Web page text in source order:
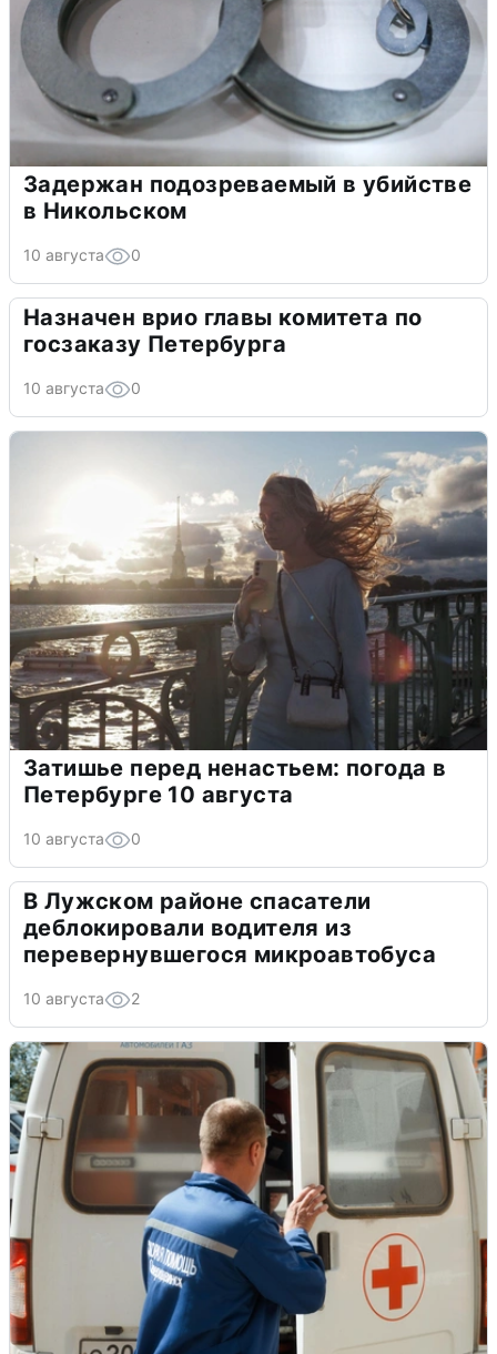
Задержан подозреваемый в убийстве
в Никольском
10 августа 0
Назначен врио главы комитета по
госзаказу Петербурга
10 августа 0
Затишье перед ненастьем: погода в
Петербурге 10 августа
10 августа 0
В Лужском районе спасатели
деблокировали водителя из
перевернувшегося микроавтобуса
10 августа 2